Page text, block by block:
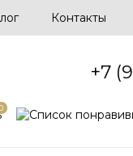
Контакты
+7
0